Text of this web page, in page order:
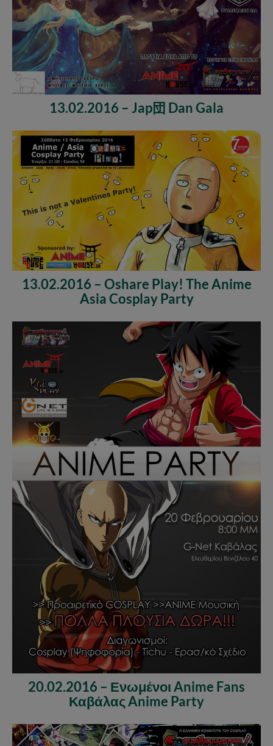
13.02.2016 – Jap団 Dan Gala
13.02.2016 – Oshare Play! The Anime
Asia Cosplay Party
20.02.2016 – Ενωμένοι Anime Fans
Καβάλας Anime Party